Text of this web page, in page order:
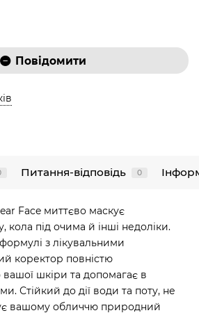
Повідомити
Питання-відповідь 0
Face миттєво маскує
кола під очима й інші недоліки.
з лікувальними
коректор повністю
вашої шкіри та допомагає в
Стійкий до дії води та поту, не
вашому обличчю природний